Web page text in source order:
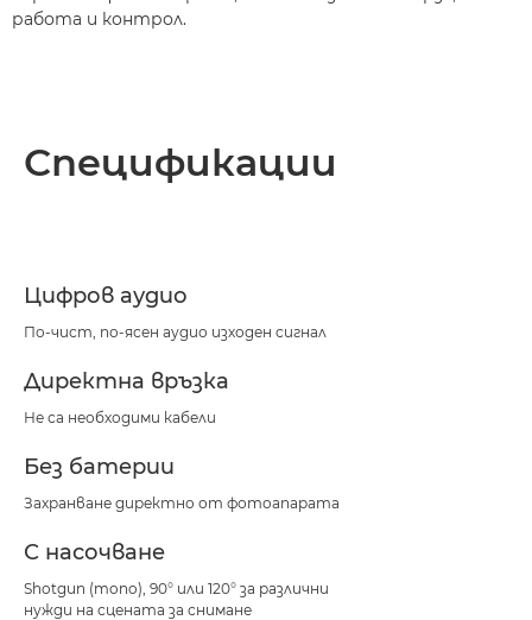
работа и контрол.
Спецификации
Цифров аудио
По-чист, по-ясен аудио изходен сигнал
Директна връзка
Не са необходими кабели
Без батерии
Захранване директно от фотоапарата
С насочване
Shotgun (mono), 90° или 120° за различни
нужди на сцената за снимане